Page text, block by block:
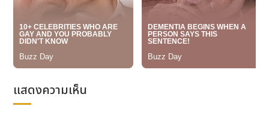
ได้อย่างรวดเร็ว ทำให้นาฬิกาเรือนนี้เป็นนาฬิกาสำหรับการ
ดำน้ำอย่างแท้จริง
รูปภาพ -
https://mma.prnewswire.com/media/2104763/
คำบรรยายภาพ - นาฬิการุ่น MRG-BF1000E
รูปภาพ -
https://mma.prnewswire.com/media/2104764/
แสดงความเห็น